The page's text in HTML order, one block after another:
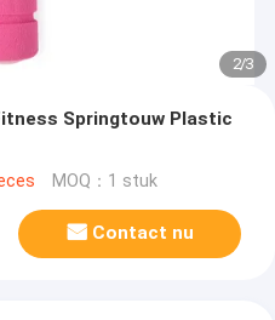
2/3
Springtouw Plastic
MOQ：1 stuk
Contact nu